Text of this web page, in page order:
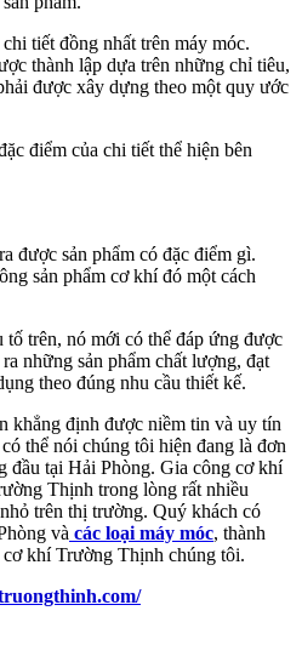
tiết đồng nhất trên máy móc.
thành lập dựa trên những chỉ tiêu,
được xây dựng theo một quy ước
điểm của chi tiết thể hiện bên
được sản phẩm có đặc điểm gì.
sản phẩm cơ khí đó một cách
tố trên, nó mới có thể đáp ứng được
những sản phẩm chất lượng, đạt
theo đúng nhu cầu thiết kế.
khẳng định được niềm tin và uy tín
thể nói chúng tôi hiện đang là đơn
đầu tại Hải Phòng. Gia công cơ khí
Thịnh trong lòng rất nhiều
trên thị trường. Quý khách có
và các loại máy móc, thành
khí Trường Thịnh chúng tôi.